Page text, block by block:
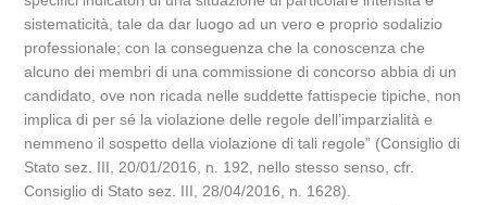
sistematicità, tale da dar luogo ad un vero e proprio sodalizio
professionale; con la conseguenza che la conoscenza che
alcuno dei membri di una commissione di concorso abbia di un
candidato, ove non ricada nelle suddette fattispecie tipiche, non
implica di per sé la violazione delle regole dell’imparzialità e
nemmeno il sospetto della violazione di tali regole” (Consiglio di
Stato sez. III, 20/01/2016, n. 192, nello stesso senso, cfr.
Consiglio di Stato sez. III, 28/04/2016, n. 1628).